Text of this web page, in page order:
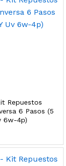
Repuestos
6 Pasos (5
6w-4p)
4S
3S